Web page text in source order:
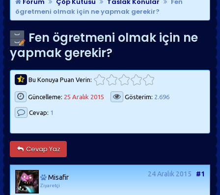
ögretmeni olmak için ne yapmak gerekir?
Fen ögretmeni olmak için ne
yapmak gerekir?
Bu Konuya Puan Verin:
Güncelleme: 25 Aralık 2015 Gösterim: 2.696
Cevap: 1
Cevap Yaz
Misafir
Ziyaretçi
24 Aralık 2015 #1